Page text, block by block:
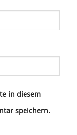
in diesem
speichern.